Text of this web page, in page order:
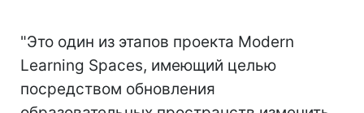
"Это один из этапов проекта Modern
Learning Spaces, имеющий целью
посредством обновления